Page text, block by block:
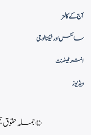
آج کے کالمز
سائنس اور ٹیکنالوجی
انٹرٹینمنٹ
ویڈیوز
© جملہ حقوق